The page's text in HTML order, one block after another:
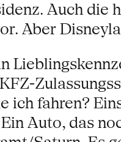
Auch die
Aber
ich fahren?
Auto, das